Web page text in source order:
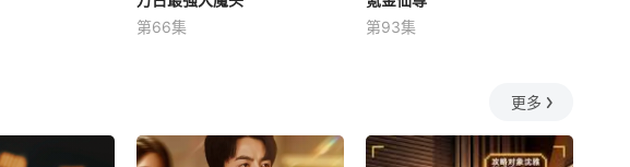
未知
第66集
未知
第93集
更多